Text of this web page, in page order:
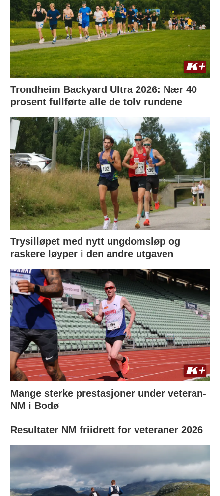
Trondheim Backyard Ultra 2026: Nær 40
prosent fullførte alle de tolv rundene
Trysilløpet med nytt ungdomsløp og
raskere løyper i den andre utgaven
Mange sterke prestasjoner under veteran-
NM i Bodø
Resultater NM friidrett for veteraner 2026